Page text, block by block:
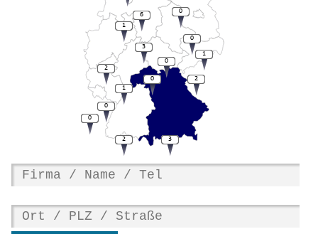
2
1
2
0
0
0
6
1
3
0
1
0
2
0
3